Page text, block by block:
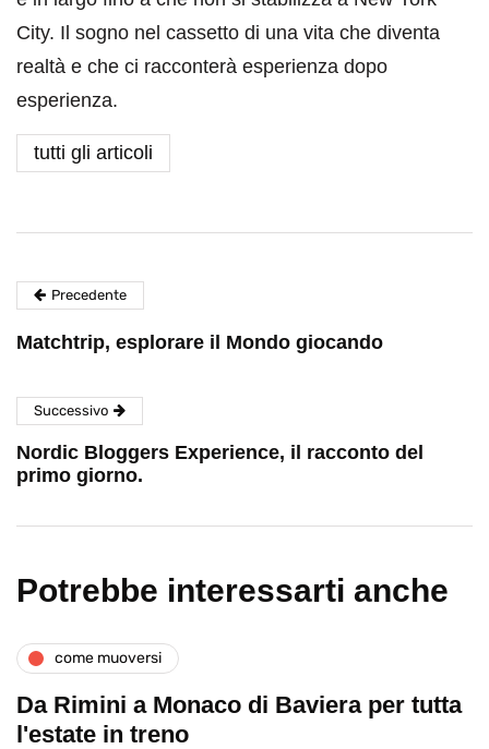
City. Il sogno nel cassetto di una vita che diventa
realtà e che ci racconterà esperienza dopo
esperienza.
tutti gli articoli
Precedente
Matchtrip, esplorare il Mondo giocando
Successivo
Nordic Bloggers Experience, il racconto del
primo giorno.
Potrebbe interessarti anche
come muoversi
Da Rimini a Monaco di Baviera per tutta
l'estate in treno